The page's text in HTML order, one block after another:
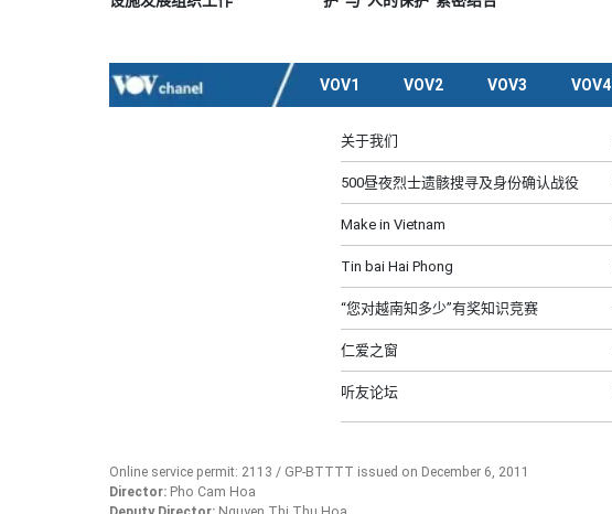
VOV1 VOV2 VOV3 VOV4
关于我们
500昼夜烈士遗骸搜寻及身份确认战役
Make in Vietnam
Tin bai Hai Phong
“您对越南知多少”有奖知识竞赛
仁爱之窗
听友论坛
Online service permit: 2113 / GP-BTTTT issued on December 6, 2011
Director: Pho Cam Hoa